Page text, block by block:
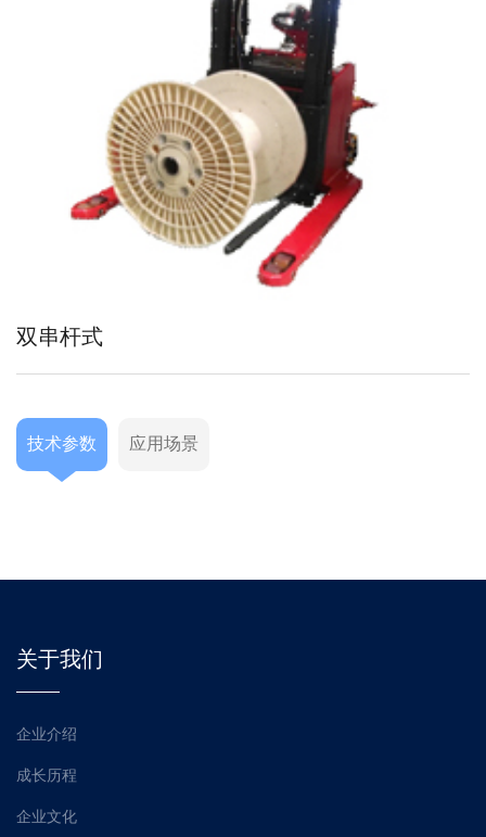
双串杆式
技术参数 应用场景
关于我们
企业介绍
成长历程
企业文化